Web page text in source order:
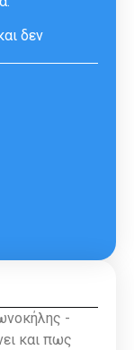
δεν
-
και πως